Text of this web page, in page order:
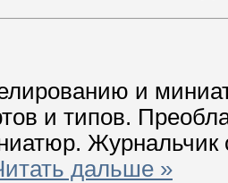
и
и типов.
Журнальчик
дальше »